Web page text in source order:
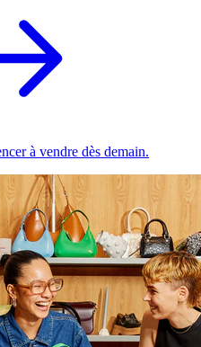
à vendre dès demain.